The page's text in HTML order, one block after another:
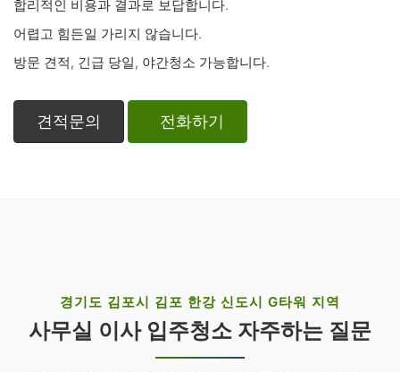
합리적인 비용과 결과로 보답합니다.
어렵고 힘든일 가리지 않습니다.
방문 견적, 긴급 당일, 야간청소 가능합니다.
견적문의 전화하기
경기도 김포시 김포 한강 신도시 G타워 지역
사무실 이사 입주청소 자주하는 질문